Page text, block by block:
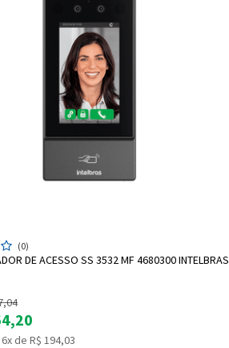
(0)
DE ACESSO SS 3532 MF 4680300 INTELBRAS
de R$ 194,03